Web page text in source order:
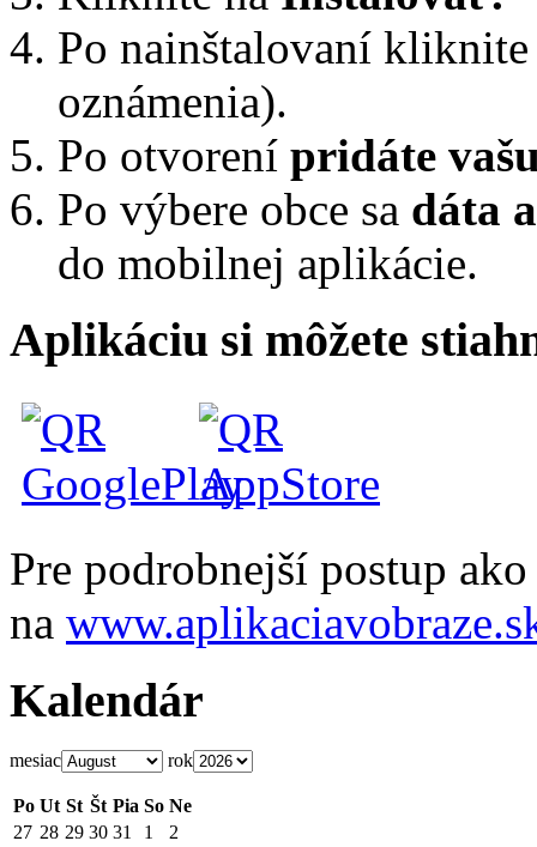
Po nainštalovaní
oznámenia).
Po otvorení pridáte
Po výbere obce sa dáta
do mobilnej aplikácie.
Aplikáciu si môžete
Pre podrobnejší postup
na
Kalendár
mesiac rok
Po Ut St Št Pia So Ne
27 28 29 30 31 1
2